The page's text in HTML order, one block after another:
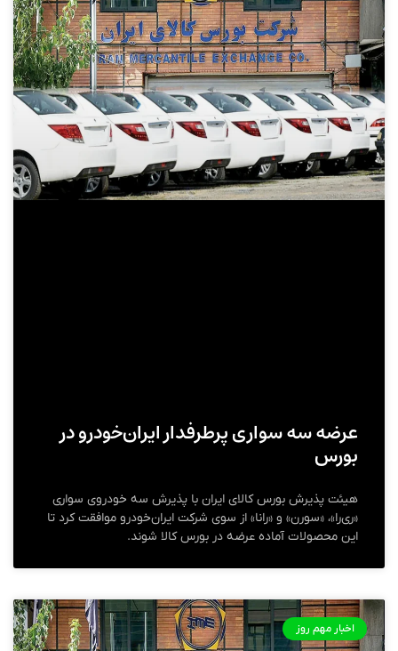
عرضه سه سواری پرطرفدار ایران‌خودرو در
بورس
هیئت پذیرش بورس کالای ایران با پذیرش سه خودروی سواری
«ری‌را»، «سورن» و «رانا» از سوی شرکت ایران‌خودرو موافقت کرد تا
این محصولات آماده عرضه در بورس کالا شوند.
اخبار مهم روز